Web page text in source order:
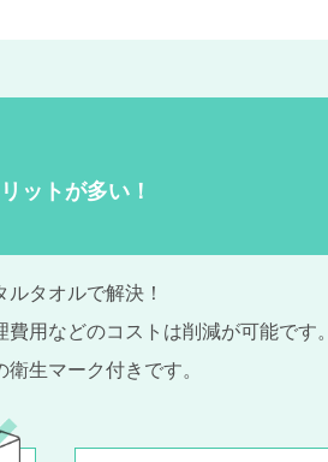
ットが多い！
タオルで解決！
用などのコストは削減が可能です。
生マーク付きです。